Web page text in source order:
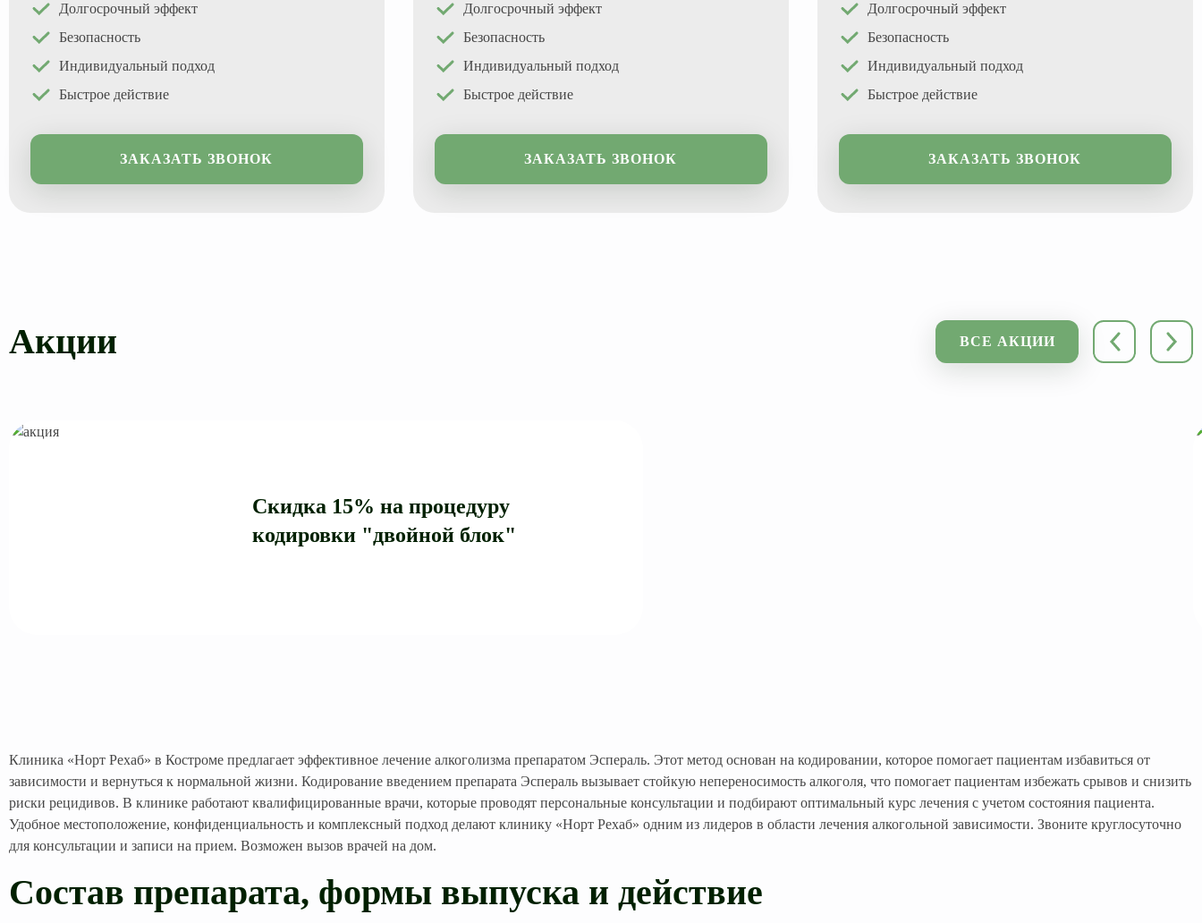
Долгосрочный эффект
Безопасность
Индивидуальный подход
Быстрое действие
ЗАКАЗАТЬ ЗВОНОК
Долгосрочный эффект
Безопасность
Индивидуальный подход
Быстрое действие
ЗАКАЗАТЬ ЗВОНОК
Долгосрочный эффект
Безопасность
Индивидуальный подход
Быстрое действие
ЗАКАЗАТЬ ЗВОНОК
Акции ВСЕ АКЦИИ
Скидка 15% на процедуру
кодировки "двойной блок"
Клиника «Норт Рехаб» в Костроме предлагает эффективное лечение алкоголизма препаратом Эспераль. Этот метод основан на кодировании, которое помогает пациентам избавиться от
зависимости и вернуться к нормальной жизни. Кодирование введением препарата Эспераль вызывает стойкую непереносимость алкоголя, что помогает пациентам избежать срывов и снизить
риски рецидивов. В клинике работают квалифицированные врачи, которые проводят персональные консультации и подбирают оптимальный курс лечения с учетом состояния пациента.
Удобное местоположение, конфиденциальность и комплексный подход делают клинику «Норт Рехаб» одним из лидеров в области лечения алкогольной зависимости. Звоните круглосуточно
для консультации и записи на прием. Возможен вызов врачей на дом.
Состав препарата, формы выпуска и действие